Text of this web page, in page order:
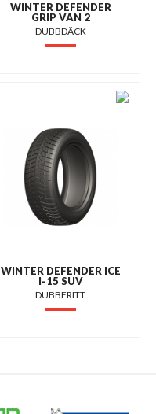
WINTER DEFENDER
GRIP VAN 2
DUBBDÄCK
WINTER DEFENDER ICE
I-15 SUV
DUBBFRITT